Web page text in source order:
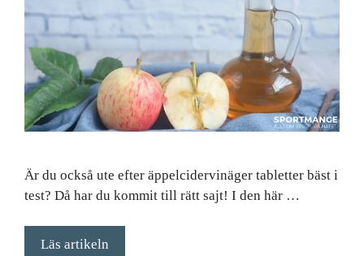
Är du också ute efter äppelcidervinäger tabletter bäst i
test? Då har du kommit till rätt sajt! I den här …
Läs artikeln